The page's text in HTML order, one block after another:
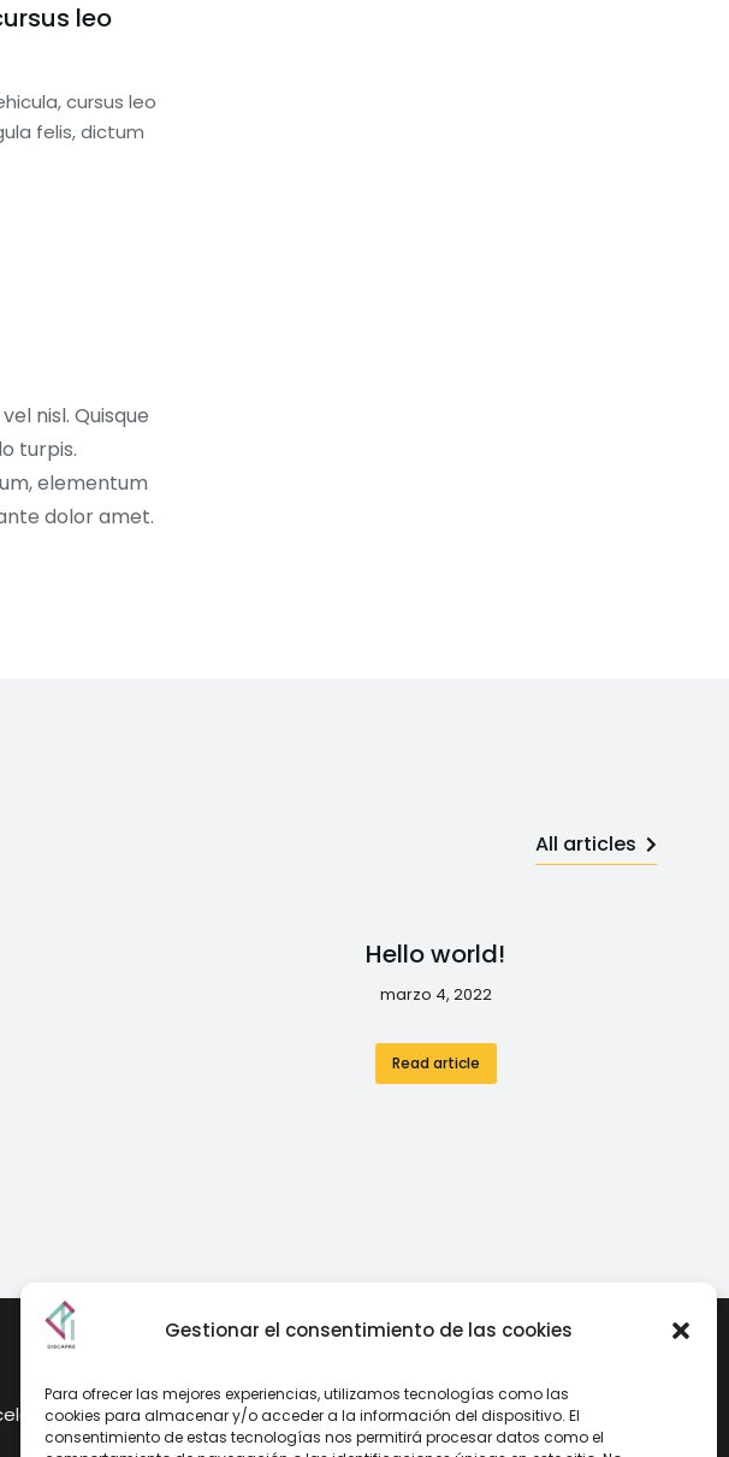
Gestionar el consentimiento de las cookies
Para ofrecer las mejores experiencias, utilizamos tecnologías como las
cookies para almacenar y/o acceder a la información del dispositivo. El
consentimiento de estas tecnologías nos permitirá procesar datos como el
leo
cursus leo
felis, dictum
nisl. Quisque
turpis.
elementum
dolor amet.
All articles
Hello world!
marzo 4, 2022
Read article
18. O Porriño 36475
+34 986 342 566